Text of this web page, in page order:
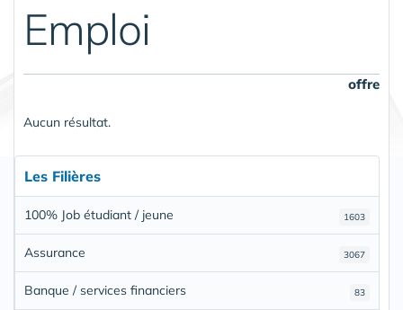
Emploi
offre
Aucun résultat.
Les Filières
1603
100% Job étudiant / jeune
3067
Assurance
83
Banque / services financiers